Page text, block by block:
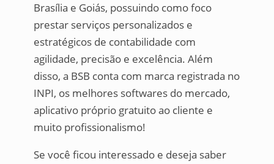
Brasília e Goiás, possuindo como foco
prestar serviços personalizados e
estratégicos de contabilidade com
agilidade, precisão e excelência. Além
disso, a BSB conta com marca registrada no
INPI, os melhores softwares do mercado,
aplicativo próprio gratuito ao cliente e
muito profissionalismo!
Se você ficou interessado e deseja saber